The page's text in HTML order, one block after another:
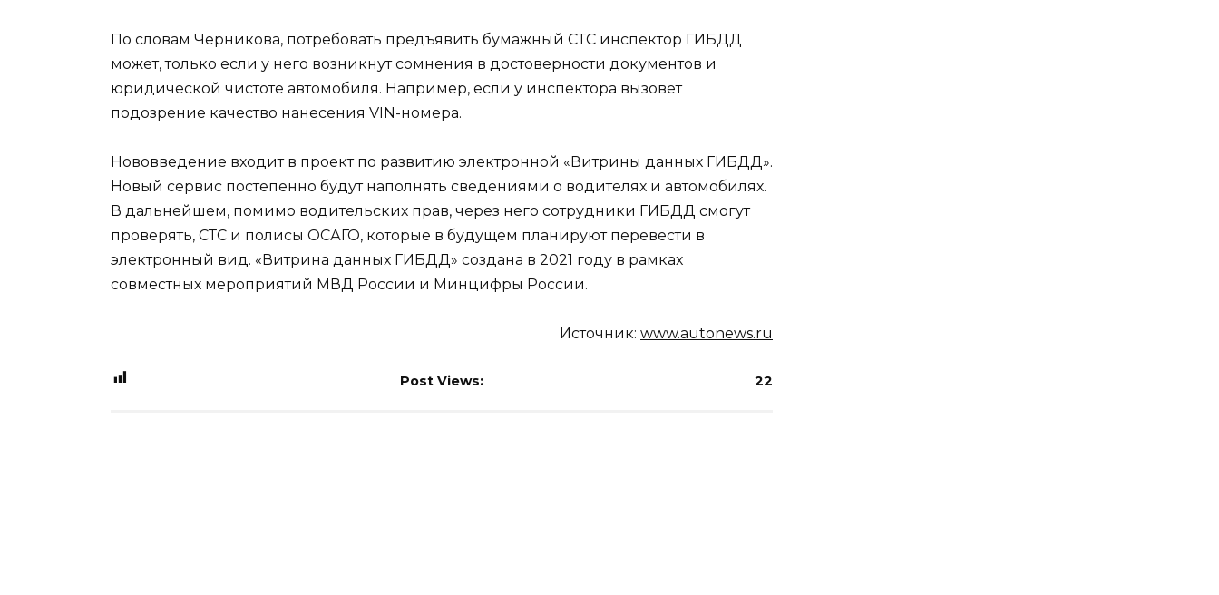
По словам Черникова, потребовать предъявить бумажный СТС инспектор ГИБДД
может, только если у него возникнут сомнения в достоверности документов и
юридической чистоте автомобиля. Например, если у инспектора вызовет
подозрение качество нанесения VIN-номера.
Нововведение входит в проект по развитию электронной «Витрины данных ГИБДД».
Новый сервис постепенно будут наполнять сведениями о водителях и автомобилях.
В дальнейшем, помимо водительских прав, через него сотрудники ГИБДД смогут
проверять, СТС и полисы ОСАГО, которые в будущем планируют перевести в
электронный вид. «Витрина данных ГИБДД» создана в 2021 году в рамках
совместных мероприятий МВД России и Минцифры России.
Источник: www.autonews.ru
Post Views: 22